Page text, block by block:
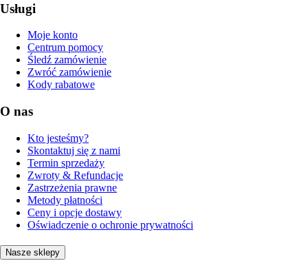
Usługi
Moje konto
Centrum pomocy
Śledź zamówienie
Zwróć zamówienie
Kody rabatowe
O nas
Kto jesteśmy?
Skontaktuj się z nami
Termin sprzedaży
Zwroty & Refundacje
Zastrzeżenia prawne
Metody płatności
Ceny i opcje dostawy
Oświadczenie o ochronie prywatności
Nasze sklepy